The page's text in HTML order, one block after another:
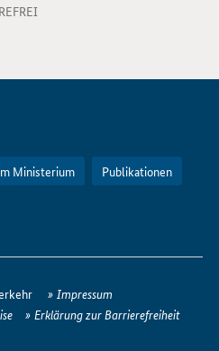
Ministerium Publikationen
Impressum
Erklärung zur Barrierefreiheit